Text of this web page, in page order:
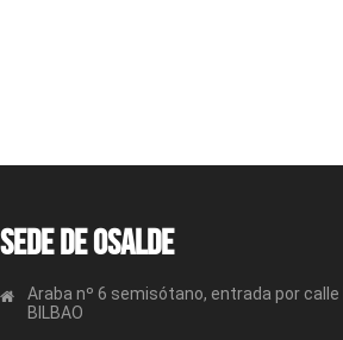
Sede de OSALDE
Araba nº 6 semisótano, entrada por calle
BILBAO